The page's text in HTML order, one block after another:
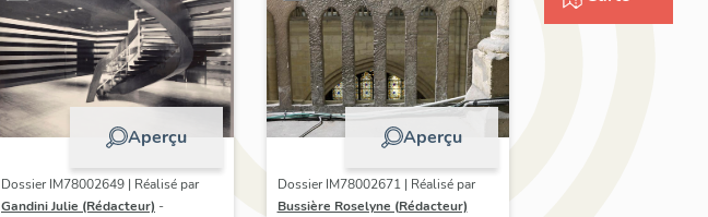
Aperçu
Dossier IM78002649 | Réalisé par
Gandini Julie (Rédacteur) -
Aperçu
Dossier IM78002671 | Réalisé par
Bussière Roselyne (Rédacteur)